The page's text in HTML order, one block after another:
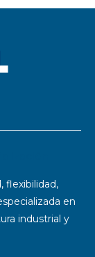
flexibilidad,
en
industrial y